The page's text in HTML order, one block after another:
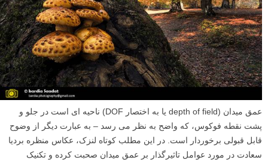
عمق میدان (depth of field یا به اختصار DOF) ناحیه ای است در جلو و
پشت نقطه فوکوس، که واضح به نظر می رسد – به عبارت دیگر از وضوح
قابل قبولی برخوردار است. در این مطلب کوتاه لنزک، عکاس منظره بردیا
سعادت در مورد عوامل تاثیرگذار بر عمق میدان صحبت کرده و تکنیک